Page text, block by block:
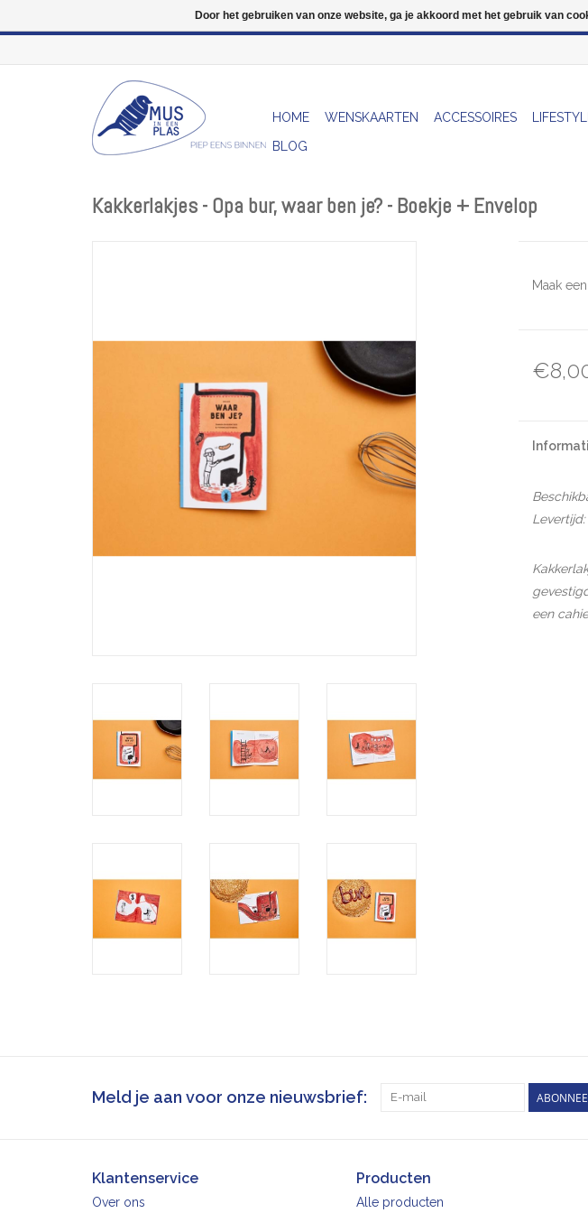
HOME WENSKAARTEN ACCESSOIRES
BLOG
Kakkerlakjes - Opa bur, waar ben je? - Boekje + Envelop
Maak
Levertijd:
een
Meld je aan voor onze nieuwsbrief:
Klantenservice
Over ons
Producten
Alle producten
Door het gebruiken van onze website, ga je akkoord met het gebruik van
Wij zijn uitzonderlijk